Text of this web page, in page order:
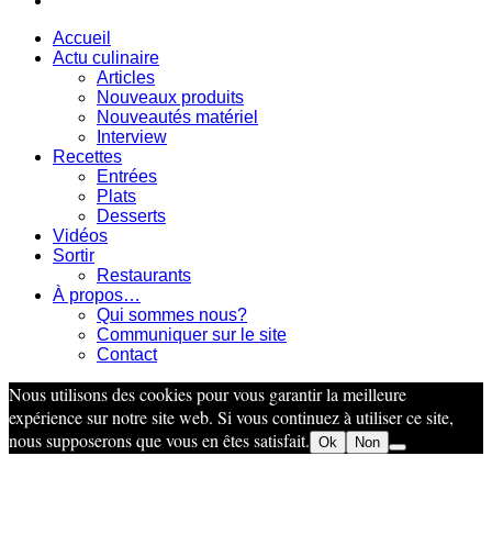
Accueil
Actu culinaire
Articles
Nouveaux produits
Nouveautés matériel
Interview
Recettes
Entrées
Plats
Desserts
Vidéos
Sortir
Restaurants
À propos…
Qui sommes nous?
Communiquer sur le site
Contact
Nous utilisons des cookies pour vous garantir la meilleure
expérience sur notre site web. Si vous continuez à utiliser ce site,
nous supposerons que vous en êtes satisfait. Ok Non